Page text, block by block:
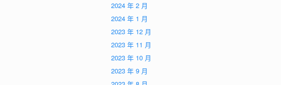
2024 年 2 月
2024 年 1 月
2023 年 12 月
2023 年 11 月
2023 年 10 月
2023 年 9 月